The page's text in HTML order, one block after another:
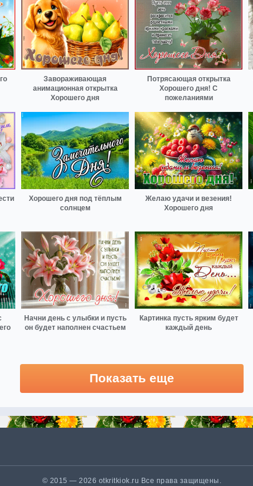
Завораживающая
анимационная открытка
Хорошего дня
Потрясающая открытка
Хорошего дня! С
пожеланиями
Хорошего дня под тёплым
солнцем
Желаю удачи и везения!
Хорошего дня
Начни день с улыбки и пусть
он будет наполнен счастьем
Картинка пусть ярким будет
каждый день
Показать еще
© 2015 — 2026 otkritkiok.ru Все права защищены.